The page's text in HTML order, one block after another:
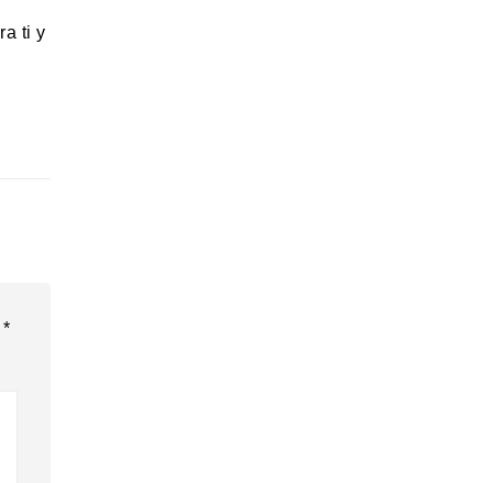
ti y
*